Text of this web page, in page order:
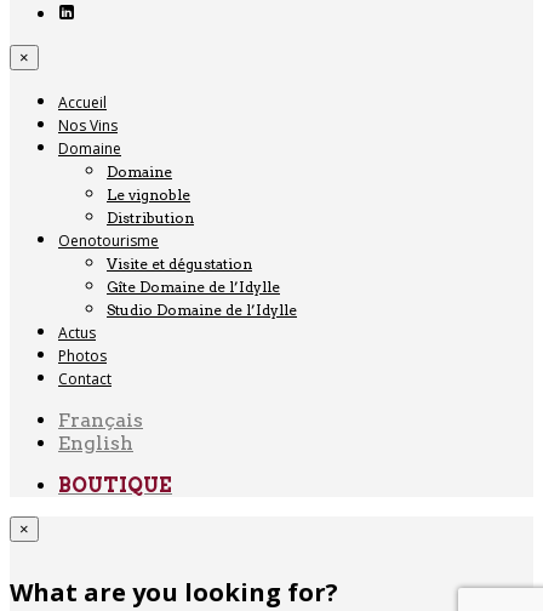
×
Accueil
Nos Vins
Domaine
Domaine
Le vignoble
Distribution
Oenotourisme
Visite et dégustation
Gîte Domaine de l’Idylle
Studio Domaine de l’Idylle
Actus
Photos
Contact
Français
English
BOUTIQUE
×
What are you looking for?